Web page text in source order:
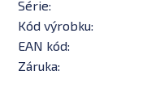
Série:
Kód výrobku:
EAN kód:
Záruka: